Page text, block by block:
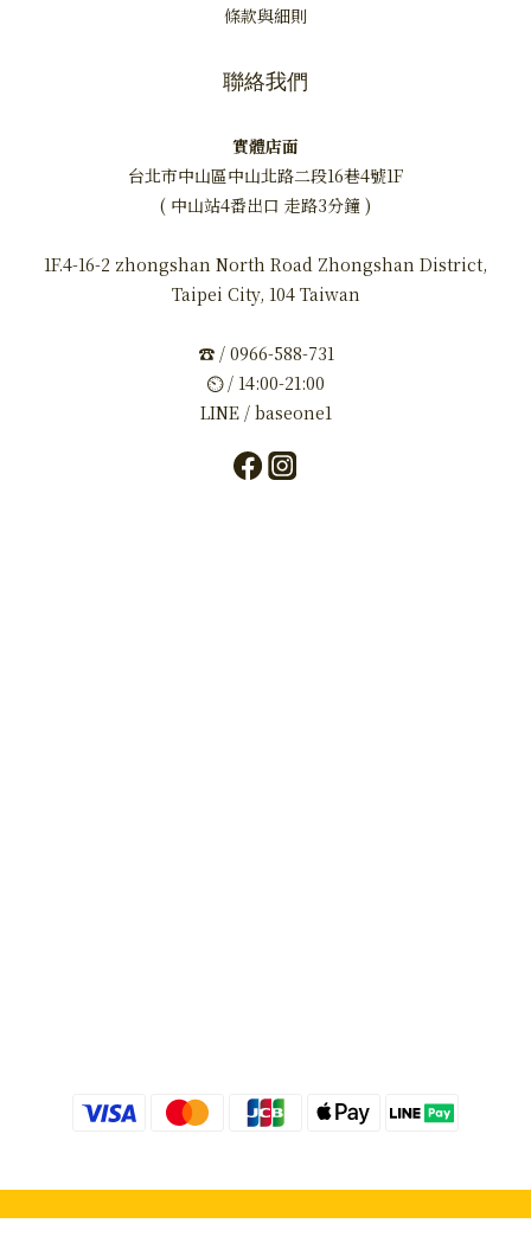
條款與細則
聯絡我們
實體店面
台北市中山區中山北路二段16巷4號1F
( 中山站4番出口 走路3分鐘 )
1F.4-16-2 zhongshan North Road Zhongshan District,
Taipei City, 104 Taiwan
☎ / 0966-588-731
⏲ / 14:00-21:00
LINE / baseone1